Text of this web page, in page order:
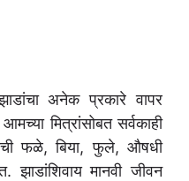
अनेक प्रकारे वापर
मित्रांसोबत सर्वकाही
फळे, बिया, फुले, औषधी
झाडांशिवाय मानवी जीवन